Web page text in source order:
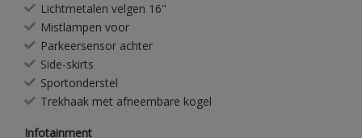
Lichtmetalen velgen 16"
Mistlampen voor
Parkeersensor achter
Side-skirts
Sportonderstel
Trekhaak met afneembare kogel
Infotainment